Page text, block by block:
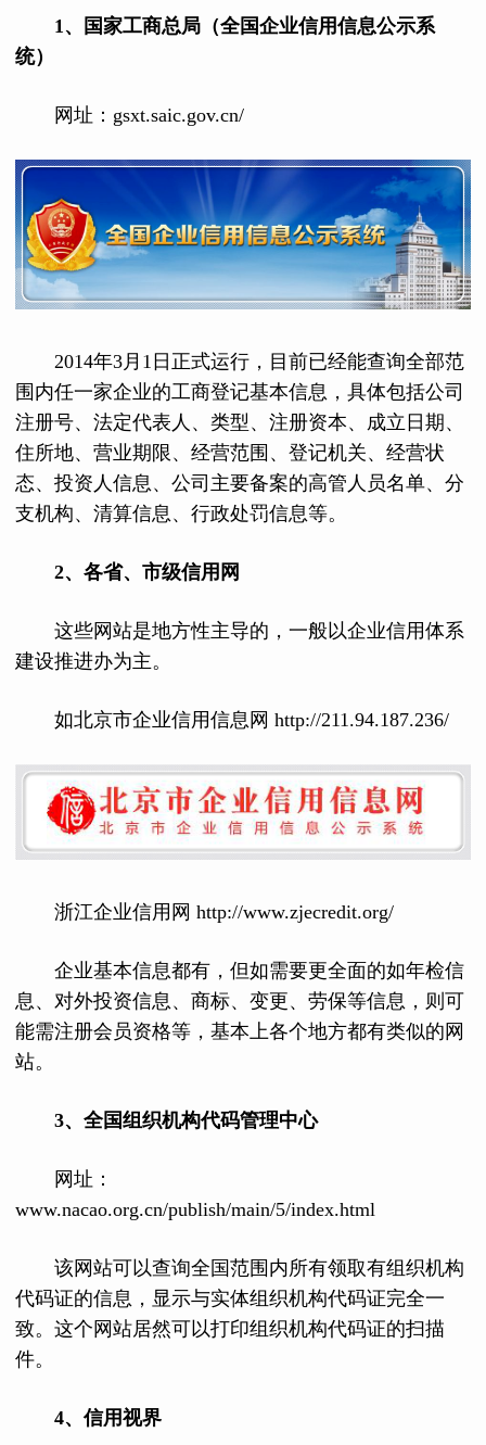
1、国家工商总局（全国企业信用信息公示系
统）
网址：gsxt.saic.gov.cn/
2014年3月1日正式运行，目前已经能查询全部范
围内任一家企业的工商登记基本信息，具体包括公司
注册号、法定代表人、类型、注册资本、成立日期、
住所地、营业期限、经营范围、登记机关、经营状
态、投资人信息、公司主要备案的高管人员名单、分
支机构、清算信息、行政处罚信息等。
2、各省、市级信用网
这些网站是地方性主导的，一般以企业信用体系
建设推进办为主。
如北京市企业信用信息网 http://211.94.187.236/
浙江企业信用网 http://www.zjecredit.org/
企业基本信息都有，但如需要更全面的如年检信
息、对外投资信息、商标、变更、劳保等信息，则可
能需注册会员资格等，基本上各个地方都有类似的网
站。
3、全国组织机构代码管理中心
网址：
www.nacao.org.cn/publish/main/5/index.html
该网站可以查询全国范围内所有领取有组织机构
代码证的信息，显示与实体组织机构代码证完全一
致。这个网站居然可以打印组织机构代码证的扫描
件。
4、信用视界